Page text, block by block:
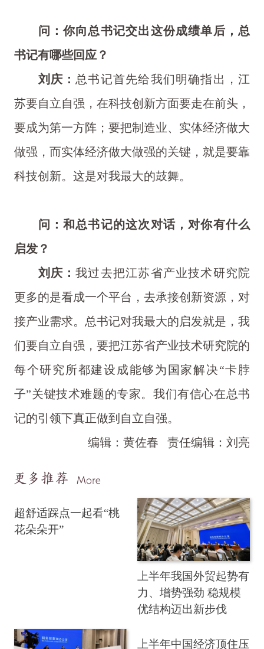
问：你向总书记交出这份成绩单后，总
书记有哪些回应？
刘庆：总书记首先给我们明确指出，江
苏要自立自强，在科技创新方面要走在前头，
要成为第一方阵；要把制造业、实体经济做大
做强，而实体经济做大做强的关键，就是要靠
科技创新。这是对我最大的鼓舞。
问：和总书记的这次对话，对你有什么
启发？
刘庆：我过去把江苏省产业技术研究院
更多的是看成一个平台，去承接创新资源，对
接产业需求。总书记对我最大的启发就是，我
们要自立自强，要把江苏省产业技术研究院的
每个研究所都建设成能够为国家解决“卡脖
子”关键技术难题的专家。我们有信心在总书
记的引领下真正做到自立自强。
编辑：黄佐春
责任编辑：刘亮
超舒适踩点一起看“桃
花朵朵开”
上半年我国外贸起势有
力、增势强劲 稳规模
优结构迈出新步伐
上半年中国经济顶住压